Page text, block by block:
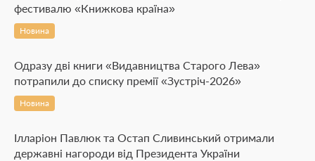
фестивалю «Книжкова країна»
Новина
Одразу дві книги «Видавництва Старого Лева»
потрапили до списку премії «Зустріч-2026»
Новина
Ілларіон Павлюк та Остап Сливинський отримали
державні нагороди від Президента України